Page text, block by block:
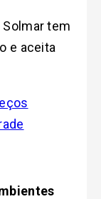
Solmar tem
e aceita